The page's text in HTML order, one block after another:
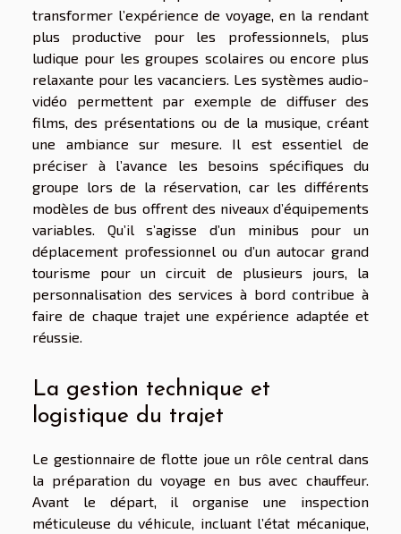
transformer l’expérience de voyage, en la rendant
plus productive pour les professionnels, plus
ludique pour les groupes scolaires ou encore plus
relaxante pour les vacanciers. Les systèmes audio-
vidéo permettent par exemple de diffuser des
films, des présentations ou de la musique, créant
une ambiance sur mesure. Il est essentiel de
préciser à l’avance les besoins spécifiques du
groupe lors de la réservation, car les différents
modèles de bus offrent des niveaux d’équipements
variables. Qu’il s’agisse d’un minibus pour un
déplacement professionnel ou d’un autocar grand
tourisme pour un circuit de plusieurs jours, la
personnalisation des services à bord contribue à
faire de chaque trajet une expérience adaptée et
réussie.
La gestion technique et
logistique du trajet
Le gestionnaire de flotte joue un rôle central dans
la préparation du voyage en bus avec chauffeur.
Avant le départ, il organise une inspection
méticuleuse du véhicule, incluant l’état mécanique,